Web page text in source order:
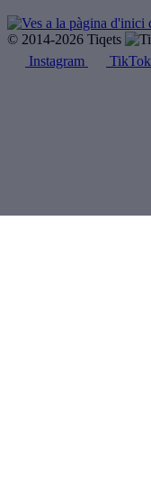
© 2014-2026 Tiqets
Instagram
TikTok